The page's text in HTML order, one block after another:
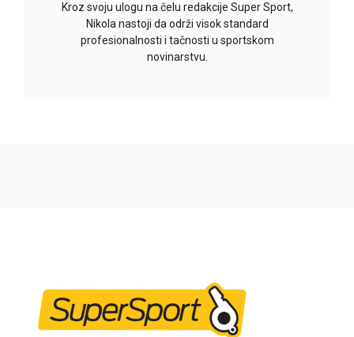
Kroz svoju ulogu na čelu redakcije Super Sport,
Nikola nastoji da održi visok standard
profesionalnosti i tačnosti u sportskom
novinarstvu.